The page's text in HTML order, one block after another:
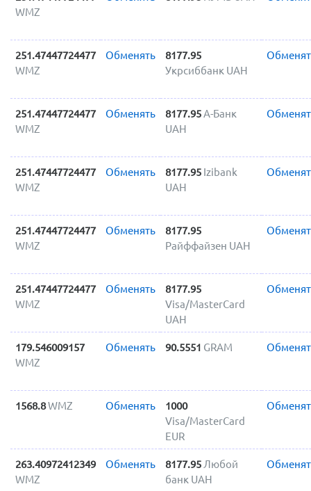
WMZ
251.47447724477
WMZ
Обменять
8177.95
Укрсиббанк UAH
251.47447724477
WMZ
Обменять 8177.95А-Банк
UAH
251.47447724477
WMZ
Обменять 8177.95 Izibank
UAH
251.47447724477
WMZ
Обменять
8177.95
Райффайзен UAH
251.47447724477
WMZ
Обменять
8177.95
Visa/MasterCard
UAH
179.546009157
WMZ
Обменять 90.5551 GRAM
1568.8WMZ Обменять
1000
Visa/MasterCard
EUR
263.40972412349
WMZ
Обменять 8177.95 Любой
банк UAH